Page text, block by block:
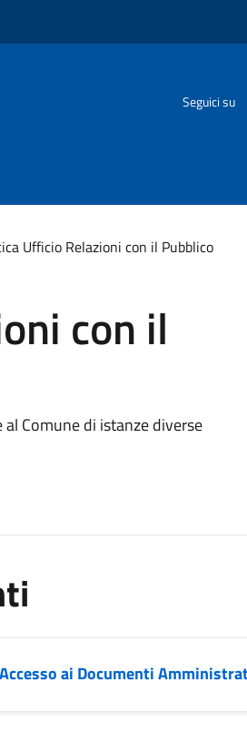
Seguici su
Ufficio Relazioni con il Pubblico
con il
Comune di istanze diverse
ai Documenti